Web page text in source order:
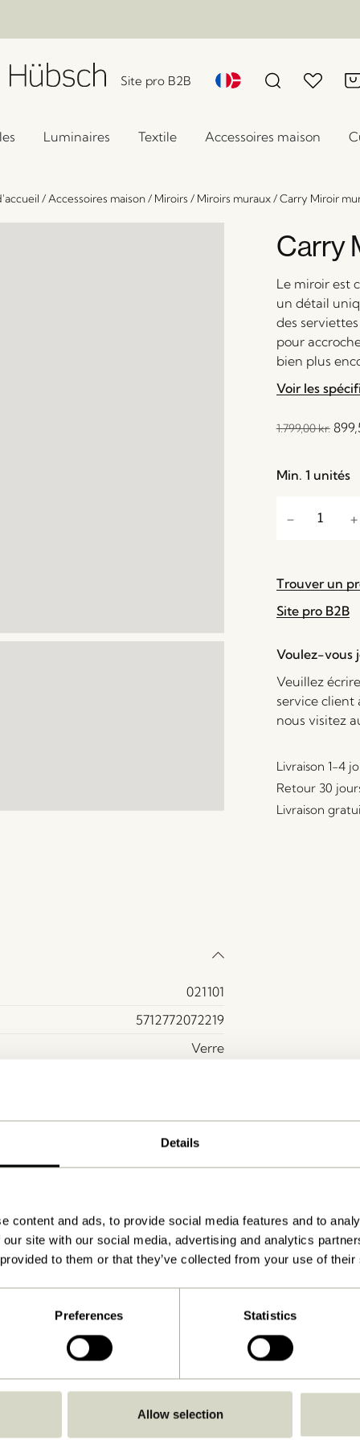
Details
content and ads, to provide social media features and to
site with our social media, advertising and analytics
to them or that they’ve collected from your use of
Preferences Statistics
Allow selection
Site pro B2B
Luminaires Textile Accessoires maison
/ Accessoires maison/ Miroirs / Miroirs muraux/Carry Miroir
021101
5712772072219
Verre
Carry
Le miroir est
un détail
des
pour
bien plus
Voir les
1.799,00kr.
Min. 1 unités
Trouver un
Site pro B2B
Voulez-vous
Veuillez
service client
nous visitez
Livraison 1-4
Retour 30
Livraison